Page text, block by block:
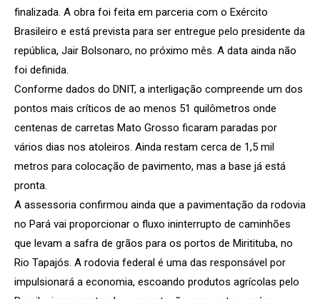
finalizada. A obra foi feita em parceria com o Exército
Brasileiro e está prevista para ser entregue pelo presidente da
república, Jair Bolsonaro, no próximo mês. A data ainda não
foi definida.
Conforme dados do DNIT, a interligação compreende um dos
pontos mais críticos de ao menos 51 quilômetros onde
centenas de carretas Mato Grosso ficaram paradas por
vários dias nos atoleiros. Ainda restam cerca de 1,5 mil
metros para colocação de pavimento, mas a base já está
pronta.
A assessoria confirmou ainda que a pavimentação da rodovia
no Pará vai proporcionar o fluxo ininterrupto de caminhões
que levam a safra de grãos para os portos de Miritituba, no
Rio Tapajós. A rodovia federal é uma das responsável por
impulsionará a economia, escoando produtos agrícolas pelo